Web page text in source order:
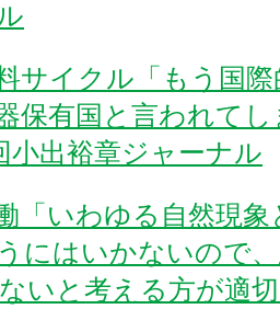
サイクル「もう国
保有国と言われて
小出裕章ジャーナル
「いわゆる自然現
にはいかないので
いと考える方が適